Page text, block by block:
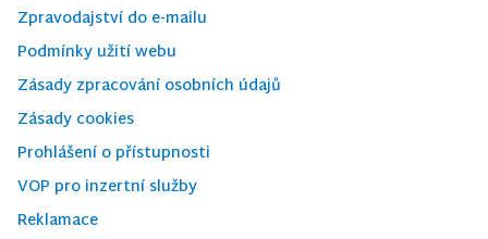
Zpravodajství do e-mailu
Podmínky užití webu
Zásady zpracování osobních údajů
Zásady cookies
Prohlášení o přístupnosti
VOP pro inzertní služby
Reklamace